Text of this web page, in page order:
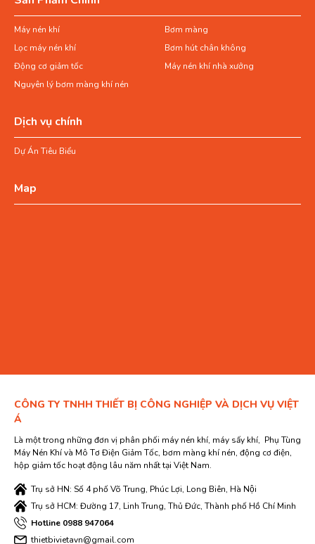
Máy nén khí
Bơm màng
Lọc máy nén khí
Bơm hút chân không
Động cơ giảm tốc
Máy nén khí nhà xưởng
Nguyên lý bơm màng khí nén
Dịch vụ chính
Dự Án Tiêu Biểu
Map
CÔNG TY TNHH THIẾT BỊ CÔNG NGHIỆP VÀ DỊCH VỤ VIỆT
Á
Là một trong những đơn vị phân phối máy nén khí, máy sấy khí, Phụ Tùng
Máy Nén Khí và Mô Tơ Điện Giảm Tốc, bơm màng khí nén, động cơ điện,
hộp giảm tốc hoạt động lâu năm nhất tại Việt Nam.
Trụ sở HN: Số 4 phố Võ Trung, Phúc Lợi, Long Biên, Hà Nội
Trụ sở HCM: Đường 17, Linh Trung, Thủ Đức, Thành phố Hồ Chí Minh
Hotline 0988 947064
thietbivietavn@gmail.com